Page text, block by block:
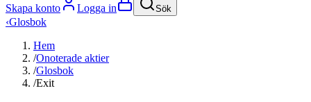
Skapa konto
Logga in Sök
‹Glosbok
Hem
/Onoterade aktier
/Glosbok
/Exit